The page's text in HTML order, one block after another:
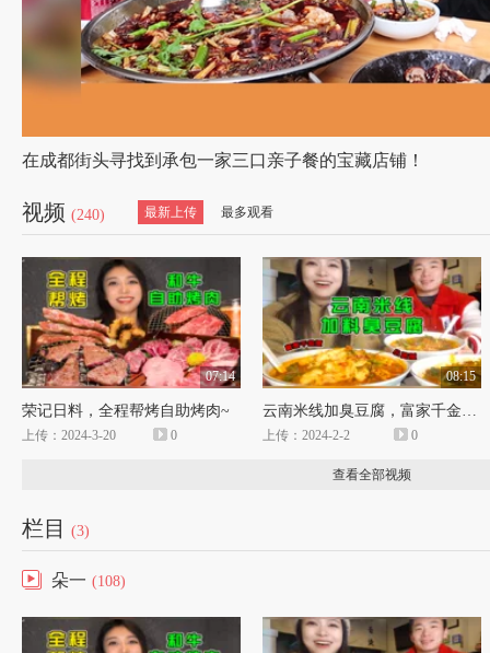
人
在成都街头寻找到承包一家三口亲子餐的宝藏店铺！
视频 (240) 最新上传 最多观看
07:14
荣记日料，全程帮烤自助烤肉~
上传：2024-3-20 0
08:15
云南米线加臭豆腐，富家千金小资版
上传：2024-2-2 0
查看全部视频
栏目 (3)
朵一 (108)